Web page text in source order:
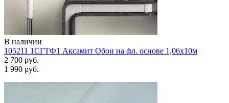
В наличии
105211 1СГТФ1 Аксамит Обои на фл. основе 1,06х10м
2 700 руб.
1 990 руб.